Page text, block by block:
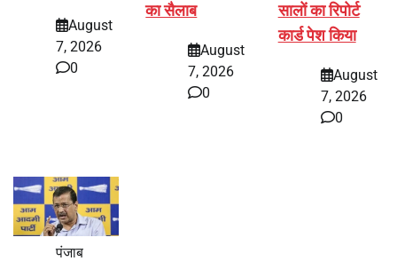
August
7, 2026
0
का सैलाब
August
7, 2026
0
सालों का रिपोर्ट
कार्ड पेश किया
August
7, 2026
0
पंजाब